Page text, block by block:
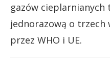
gazów cieplarnianych
jednorazową o trzech
przez WHO i UE.